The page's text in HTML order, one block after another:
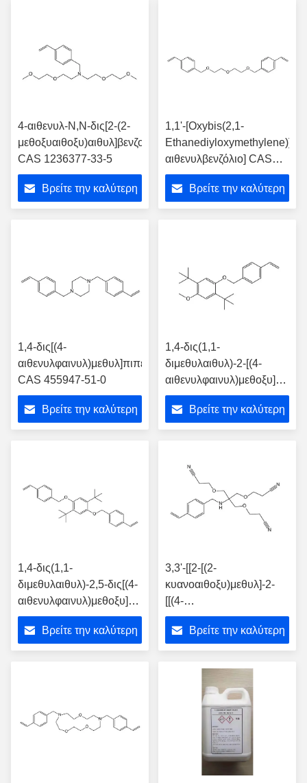
4-αιθενυλ-Ν,Ν-δις[2-(2-
μεθοξυαιθοξυ)αιθυλ]βενζολομεθαναμίνη
CAS 1236377-33-5
Βρείτε την καλύτερη
1,1'-[Oxybis(2,1-
αιθενυλβενζόλιο] CAS
122247-22-7
Βρείτε την καλύτερη
1,4-δις[(4-
αιθενυλφαινυλ)μεθυλ]πιπεραζίνη
CAS 455947-51-0
Βρείτε την καλύτερη
1,4-δις(1,1-
διμεθυλαιθυλ)-2-[(4-
αιθενυλφαινυλ)μεθοξυ]-5-
μεθοξυβενζόλιο CAS
2087496-96-4
Βρείτε την καλύτερη
1,4-δις(1,1-
διμεθυλαιθυλ)-2,5-δις[(4-
αιθενυλφαινυλ)μεθοξυ]βενζόλιο
CAS 2087496-90-8
Βρείτε την καλύτερη
3,3'-[[2-[(2-
κυανοαιθοξυ)μεθυλ]-2-
[[(4-
αιθενυλφαινυλ)μεθυλ]αμινο]-
προπανοδιυλ]δις(οξυ)]δις-
προπα CAS 2091854-73
Βρείτε την καλύτερη